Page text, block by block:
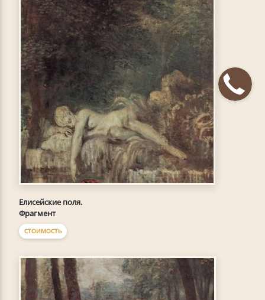
Елисейские поля.
Фрагмент
СТОИМОСТЬ